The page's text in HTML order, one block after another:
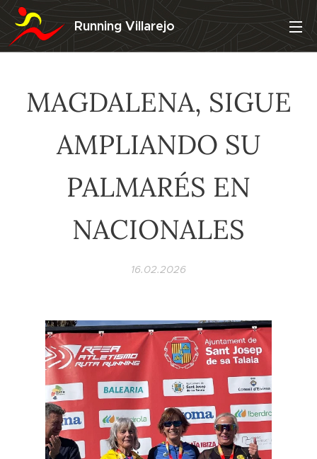
Running Villarejo
MAGDALENA, SIGUE
AMPLIANDO SU
PALMARÉS EN
NACIONALES
16.02.2026